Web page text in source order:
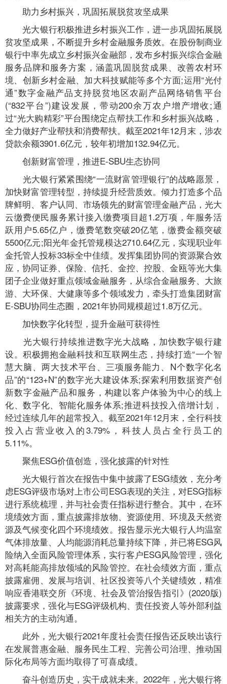
助力乡村振兴，巩固拓展脱贫攻坚成果
光大银行积极推进乡村振兴工作，进一步巩固拓展脱
贫攻坚成果，不断提升乡村金融服务质效。在股份制商业
银行中率先成立乡村振兴金融部，发布乡村振兴综合金融
服务品牌和服务方案，涵盖巩固脱贫成果、改善农村环
境、创新乡村金融、加大科技赋能等多个方面;运用“光付
通”数字金融产品支持脱贫地区农副产品网络销售平台
(“832平台”)建设发展，带动200余万农户增产增收;通
过“光大购精彩”平台围绕定点帮扶工作和乡村振兴战略，
全力做好产业帮扶和消费帮扶。截至2021年12月末，涉农
贷款余额3901.6亿元，较年初增加132.94亿元。
创新财富管理，推进E-SBU生态协同
光大银行紧紧围绕“一流财富管理银行”的战略愿景，
加快财富管理转型，持续提升经营质效。倾力打造多个品
牌鲜明、客户认同、市场领先的财富管理金融产品，光大
云缴费便民服务累计接入缴费项目超1.2万项，年服务活
跃用户5.65亿户，缴费笔数突破20亿笔，缴费金额突破
5500亿元;阳光年金托管规模达2710.64亿元，实现职业年
金托管人投标33标全中佳绩。发挥集团协同的资源聚合效
应，协同证券、保险、信托、金控、控股、金瓯等光大集
团子企业做好重点领域金融服务，从综合金融服务、大旅
游、大环保、大健康等多个领域发力，牵头打造集团财富
E-SBU协同生态圈，2021年协同规模超过1.8万亿元。
加快数字化转型，提升金融可获得性
光大银行持续推进数字光大战略，加快数字银行建
设。积极拥抱金融科技和互联网生态，持续打造“一个智
慧大脑、两大技术平台、三项服务能力、N个数字化名
品”的“123+N”的数字光大建设体系;探索利用数据资产创
新数字金融产品和服务，构建以客户体验为中心的线上
化、数字化、智能化服务体系;推进科技投入倍增计划，
经过连续几年的超常投入。截至2021年12月末，全行科技
投入占营业收入的3.79%，科技人员占全行员工的
5.11%。
聚焦ESG价值创造，强化披露的针对性
光大银行首次在报告中集中披露了ESG绩效，充分考
虑ESG评级市场对上市公司ESG表现的关注，对ESG指标
进行系统梳理，并与社会责任指标进行整合。其中，在环
境绩效方面，重点披露排放物、资源使用、环境及天然资
源及气候变化四个环境绩效。报告显示光大银行人均温室
气体排放量、人均能源消耗总量持续下降，并已将ESG风
险纳入全面风险管理体系，实行客户ESG风险管理，强化
对高耗能高排放领域的风险管控。在社会绩效方面，重点
披露雇佣、发展与培训、社区投资等八个关键绩效，精准
响应香港联交所《环境、社会及管治报告指引》(2020版)
披露要求，强化与ESG评级机构、责任投资人等外部利益
相关方的主动沟通。
此外，光大银行2021年度社会责任报告还反映出该行
在发展普惠金融、服务民生工程、完善公司治理、推动国
际化布局等方面均取得了可喜成绩。
奋斗创造历史，实干成就未来。2022年，光大银行将